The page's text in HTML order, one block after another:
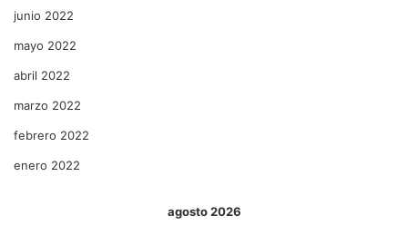
junio 2022
mayo 2022
abril 2022
marzo 2022
febrero 2022
enero 2022
agosto 2026